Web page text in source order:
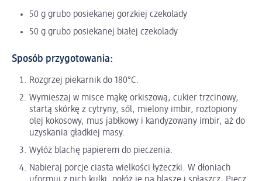
50 g grubo posiekanej gorzkiej czekolady
50 g grubo posiekanej białej czekolady
Sposób przygotowania:
Rozgrzej piekarnik do 180°C.
Wymieszaj w misce mąkę orkiszową, cukier trzcinowy,
startą skórkę z cytryny, sól, mielony imbir, roztopiony
olej kokosowy, mus jabłkowy i kandyzowany imbir, aż do
uzyskania gładkiej masy.
Wyłóż blachę papierem do pieczenia.
Nabieraj porcje ciasta wielkości łyżeczki. W dłoniach